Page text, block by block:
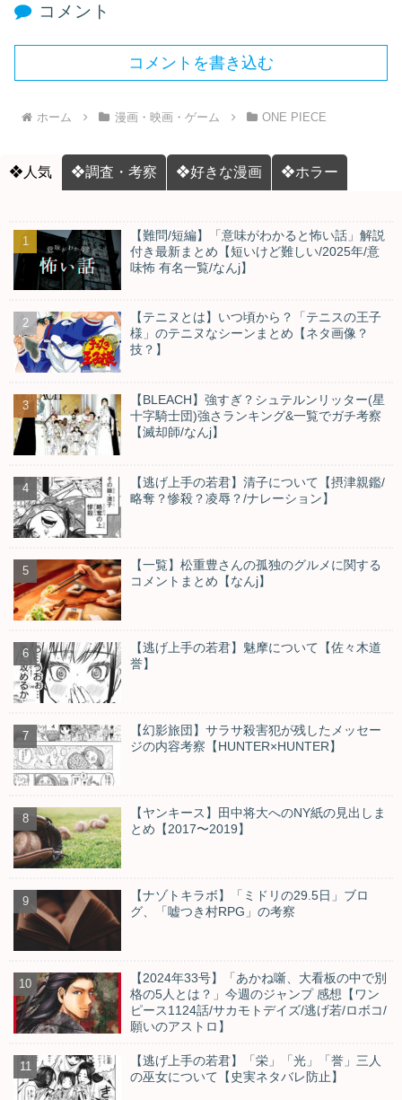
コメント
コメントを書き込む
ホーム 漫画・映画・ゲーム ONE PIECE
❖人気 ❖調査・考察 ❖好きな漫画 ❖ホラー
【難問/短編】「意味がわかると怖い話」解説
付き最新まとめ【短いけど難しい/2025年/意
味怖 有名一覧/なんj】
【テニヌとは】いつ頃から？「テニスの王子
様」のテニヌなシーンまとめ【ネタ画像？
技？】
【BLEACH】強すぎ？シュテルンリッター(星
十字騎士団)強さランキング&一覧でガチ考察
【滅却師/なんj】
【逃げ上手の若君】清子について【摂津親鑑/
略奪？惨殺？凌辱？/ナレーション】
【一覧】松重豊さんの孤独のグルメに関する
コメントまとめ【なんj】
【逃げ上手の若君】魅摩について【佐々木道
誉】
【幻影旅団】サラサ殺害犯が残したメッセー
ジの内容考察【HUNTER×HUNTER】
【ヤンキース】田中将大へのNY紙の見出しま
とめ【2017〜2019】
【ナゾトキラボ】「ミドリの29.5日」ブロ
グ、「嘘つき村RPG」の考察
【2024年33号】「あかね噺、大看板の中で別
格の5人とは？」今週のジャンプ 感想【ワン
ピース1124話/サカモトデイズ/逃げ若/ロボコ/
願いのアストロ】
【逃げ上手の若君】「栄」「光」「誉」三人
の巫女について【史実ネタバレ防止】